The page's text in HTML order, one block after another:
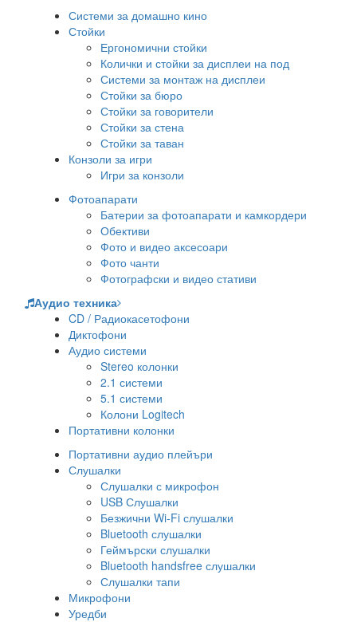
Системи за домашно кино
Стойки
Ергономични стойки
Колички и стойки за дисплеи на под
Системи за монтаж на дисплеи
Стойки за бюро
Стойки за говорители
Стойки за стена
Стойки за таван
Конзоли за игри
Игри за конзоли
Фотоапарати
Батерии за фотоапарати и камкордери
Обективи
Фото и видео аксесоари
Фото чанти
Фотографски и видео стативи
Аудио техника
CD / Радиокасетофони
Диктофони
Аудио системи
Stereo колонки
2.1 системи
5.1 системи
Колони Logitech
Портативни колонки
Портативни аудио плейъри
Слушалки
Слушалки с микрофон
USB Слушалки
Безжични Wi-Fi слушалки
Bluetooth слушалки
Геймърски слушалки
Bluetooth handsfree слушалки
Слушалки тапи
Микрофони
Уредби